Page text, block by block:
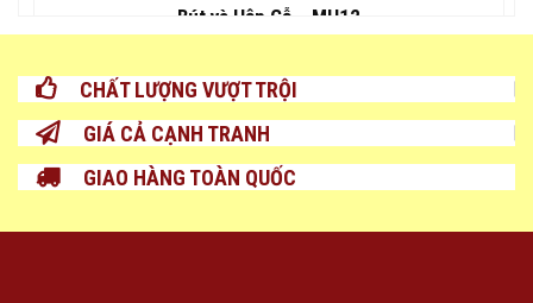
CHẤT LƯỢNG VƯỢT TRỘI
GIÁ CẢ CẠNH TRANH
GIAO HÀNG TOÀN QUỐC